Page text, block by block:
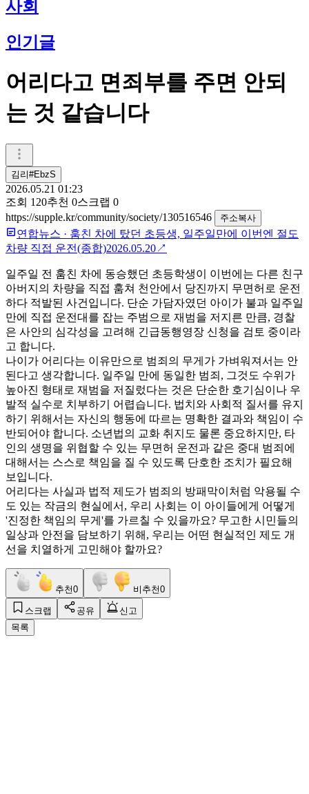
사회
인기글
어리다고 면죄부를 주면 안되
는 것 같습니다
김리#EbzS
2026.05.21 01:23
조회 120추천 0스크랩 0
https://supple.kr/community/society/130516546
주소복사
연합뉴스 · 훔친 차에 탔던 초등생, 일주일만에 이번엔 절도
차량 직접 운전(종합)2026.05.20↗
일주일 전 훔친 차에 동승했던 초등학생이 이번에는 다른 친구
아버지의 차량을 직접 훔쳐 천안에서 당진까지 무면허로 운전
하다 적발된 사건입니다. 단순 가담자였던 아이가 불과 일주일
만에 직접 운전대를 잡는 주범으로 재범을 저지른 만큼, 경찰
은 사안의 심각성을 고려해 긴급동행영장 신청을 검토 중이라
고 합니다.
나이가 어리다는 이유만으로 범죄의 무게가 가벼워져서는 안
된다고 생각합니다. 일주일 만에 동일한 범죄, 그것도 수위가
높아진 형태로 재범을 저질렀다는 것은 단순한 호기심이나 우
발적 실수로 치부하기 어렵습니다. 법치와 사회적 질서를 유지
하기 위해서는 자신의 행동에 따르는 명확한 결과와 책임이 수
반되어야 합니다. 소년법의 교화 취지도 물론 중요하지만, 타
인의 생명을 위협할 수 있는 무면허 운전과 같은 중대 범죄에
대해서는 스스로 책임을 질 수 있도록 단호한 조치가 필요해
보입니다.
어리다는 사실과 법적 제도가 범죄의 방패막이처럼 악용될 수
도 있는 작금의 현실에서, 우리 사회는 이 아이들에게 어떻게
'진정한 책임의 무게'를 가르칠 수 있을까요? 무고한 시민들의
일상과 안전을 담보하기 위해, 우리는 어떤 현실적인 제도 개
선을 치열하게 고민해야 할까요?
추천0 비추천0
스크랩 공유
신고
목록